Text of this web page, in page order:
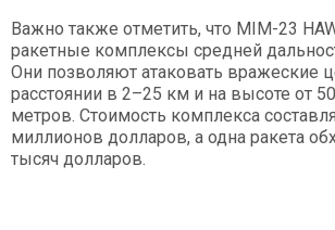
Важно также отметить, что MIM-23
ракетные комплексы средней
Они позволяют атаковать вражеские
расстоянии в 2–25 км и на высоте от
метров. Стоимость комплекса
миллионов долларов, а одна ракета
тысяч долларов.